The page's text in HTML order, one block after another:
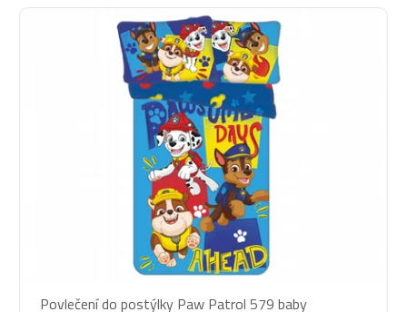
Povlečení do postýlky Paw Patrol 579 baby